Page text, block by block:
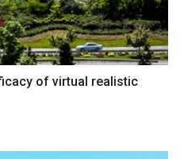
of virtual realistic